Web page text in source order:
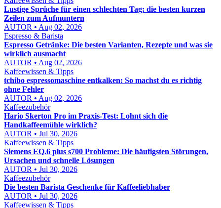
Lustige Sprüche für einen schlechten Tag: die besten kurzen
Zeilen zum Aufmuntern
AUTOR • Aug 02, 2026
Espresso & Barista
Espresso Getränke: Die besten Varianten, Rezepte und was sie
wirklich ausmacht
AUTOR • Aug 02, 2026
Kaffeewissen & Tipps
tchibo espressomaschine entkalken: So machst du es richtig
ohne Fehler
AUTOR • Aug 02, 2026
Kaffeezubehör
Hario Skerton Pro im Praxis-Test: Lohnt sich die
Handkaffeemühle wirklich?
AUTOR • Jul 30, 2026
Kaffeewissen & Tipps
Siemens EQ.6 plus s700 Probleme: Die häufigsten Störungen,
Ursachen und schnelle Lösungen
AUTOR • Jul 30, 2026
Kaffeezubehör
Die besten Barista Geschenke für Kaffeeliebhaber
AUTOR • Jul 30, 2026
Kaffeewissen & Tipps